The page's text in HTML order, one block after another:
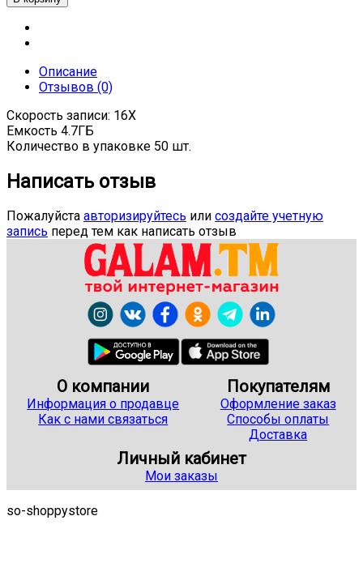
Описание
Отзывов (0)
Скорость записи: 16X
Емкость 4.7ГБ
Количество в упаковке 50 шт.
Написать отзыв
Пожалуйста авторизируйтесь или создайте учетную
запись перед тем как написать отзыв
О компании
Информация о продавце
Как с нами связаться
Покупателям
Оформление заказ
Способы оплаты
Доставка
Личный кабинет
Мои заказы
so-shoppystore